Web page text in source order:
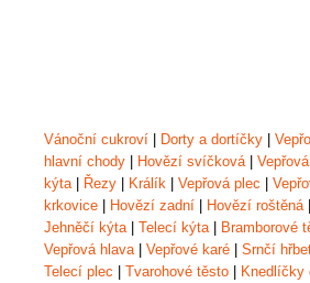
Vánoční cukroví | Dorty a dortíčky |
hlavní chody | Hovězí svíčková |
kýta | Řezy | Králík | Vepřová plec |
krkovice | Hovězí zadní | Hovězí roštěná |
Jehněčí kýta | Telecí kýta | Bramborové
Vepřová hlava | Vepřové karé | Srnčí
Telecí plec | Tvarohové těsto | Knedlíčky